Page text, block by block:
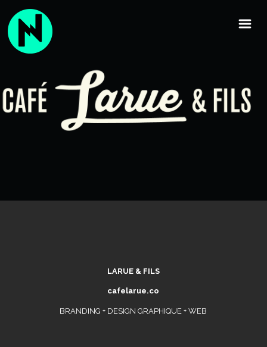
LARUE & FILS
cafelarue.co
BRANDING + DESIGN GRAPHIQUE + WEB